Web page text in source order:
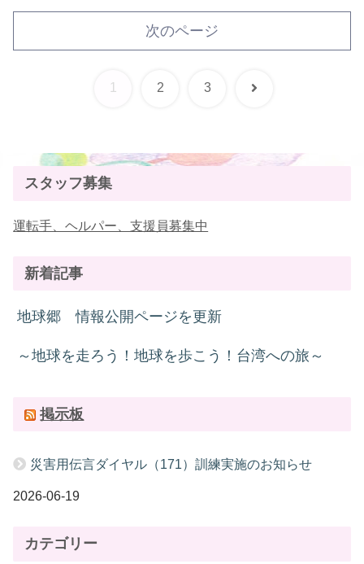
次のページ
1 2 3 次
スタッフ募集
運転手、ヘルパー、支援員募集中
新着記事
地球郷 情報公開ページを更新
～地球を走ろう！地球を歩こう！台湾への旅～
掲示板
災害用伝言ダイヤル（171）訓練実施のお知らせ
2026-06-19
カテゴリー